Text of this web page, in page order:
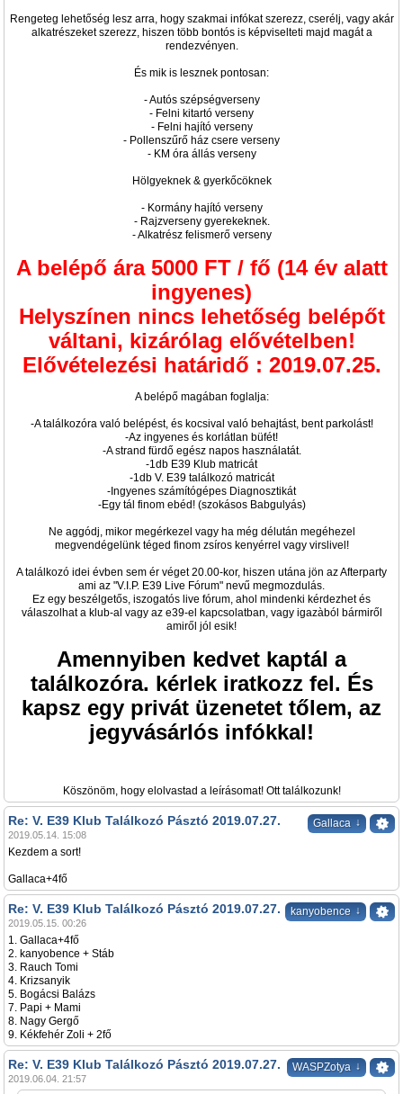
Rengeteg lehetőség lesz arra, hogy szakmai infókat szerezz, cserélj, vagy akár
alkatrészeket szerezz, hiszen több bontós is képviselteti majd magát a
rendezvényen.
És mik is lesznek pontosan:
- Autós szépségverseny
- Felni kitartó verseny
- Felni hajító verseny
- Pollenszűrő ház csere verseny
- KM óra állás verseny
Hölgyeknek & gyerkőcöknek
- Kormány hajító verseny
- Rajzverseny gyerekeknek.
- Alkatrész felismerő verseny
A belépő ára 5000 FT / fő (14 év alatt
ingyenes)
Helyszínen nincs lehetőség belépőt
váltani, kizárólag elővételben!
Elővételezési határidő : 2019.07.25.
A belépő magában foglalja:
-A találkozóra való belépést, és kocsival való behajtást, bent parkolást!
-Az ingyenes és korlátlan büfét!
-A strand fürdő egész napos használatát.
-1db E39 Klub matricát
-1db V. E39 találkozó matricát
-Ingyenes számítógépes Diagnosztikát
-Egy tál finom ebéd! (szokásos Babgulyás)
Ne aggódj, mikor megérkezel vagy ha még délután megéhezel
megvendégelünk téged finom zsíros kenyérrel vagy virslivel!
A találkozó idei évben sem ér véget 20.00-kor, hiszen utána jön az Afterparty
ami az "V.I.P. E39 Live Fórum" nevű megmozdulás.
Ez egy beszélgetős, iszogatós live fórum, ahol mindenki kérdezhet és
válaszolhat a klub-al vagy az e39-el kapcsolatban, vagy igazàból bármiről
amiről jól esik!
Amennyiben kedvet kaptál a
találkozóra. kérlek iratkozz fel. És
kapsz egy privát üzenetet tőlem, az
jegyvásárlós infókkal!
Köszönöm, hogy elolvastad a leírásomat! Ott találkozunk!
Gallaca ↓
Re: V. E39 Klub Találkozó Pásztó 2019.07.27.
2019.05.14. 15:08
Kezdem a sort!
Gallaca+4fő
kanyobence ↓
Re: V. E39 Klub Találkozó Pásztó 2019.07.27.
2019.05.15. 00:26
1. Gallaca+4fő
2. kanyobence + Stáb
3. Rauch Tomi
4. Krizsanyik
5. Bogácsi Balázs
7. Papi + Mami
8. Nagy Gergő
9. Kékfehér Zoli + 2fő
WASPZotya ↓
Re: V. E39 Klub Találkozó Pásztó 2019.07.27.
2019.06.04. 21:57